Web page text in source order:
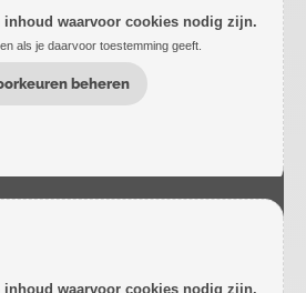
inhoud waarvoor cookies nodig zijn.
als je daarvoor toestemming geeft.
beheren
inhoud waarvoor cookies nodig zijn.